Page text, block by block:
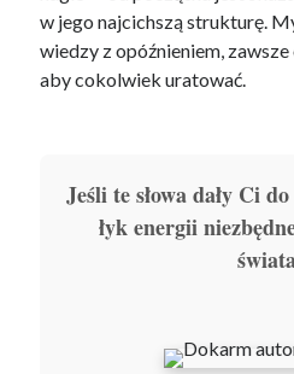
w jego najcichszą strukturę.
wiedzy z opóźnieniem,
aby cokolwiek uratować.
Jeśli te słowa dały Ci
łyk energii